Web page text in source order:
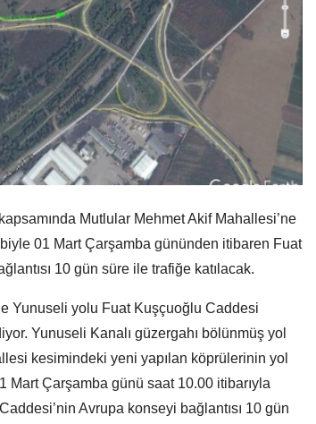
Mutlular Mehmet Akif Mahallesi’ne
01 Mart Çarşamba gününden itibaren Fuat
10 gün süre ile trafiğe katılacak.
Yunuseli yolu Fuat Kuşçuoğlu Caddesi
Yunuseli Kanalı güzergahı bölünmüş yol
kesimindeki yeni yapılan köprülerinin yol
Mart Çarşamba günü saat 10.00 itibarıyla
Avrupa konseyi bağlantısı 10 gün